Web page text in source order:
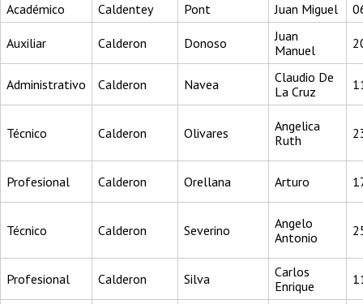
Académico
Caldentey Pont Juan Miguel
Auxiliar Calderon Donoso
Juan
Manuel
Administrativo Calderon Navea
Claudio De
La Cruz
Técnico Calderon Olivares
Angelica
Ruth
Profesional Calderon Orellana Arturo
Técnico Calderon Severino
Angelo
Antonio
Profesional Calderon Silva
Carlos
Enrique